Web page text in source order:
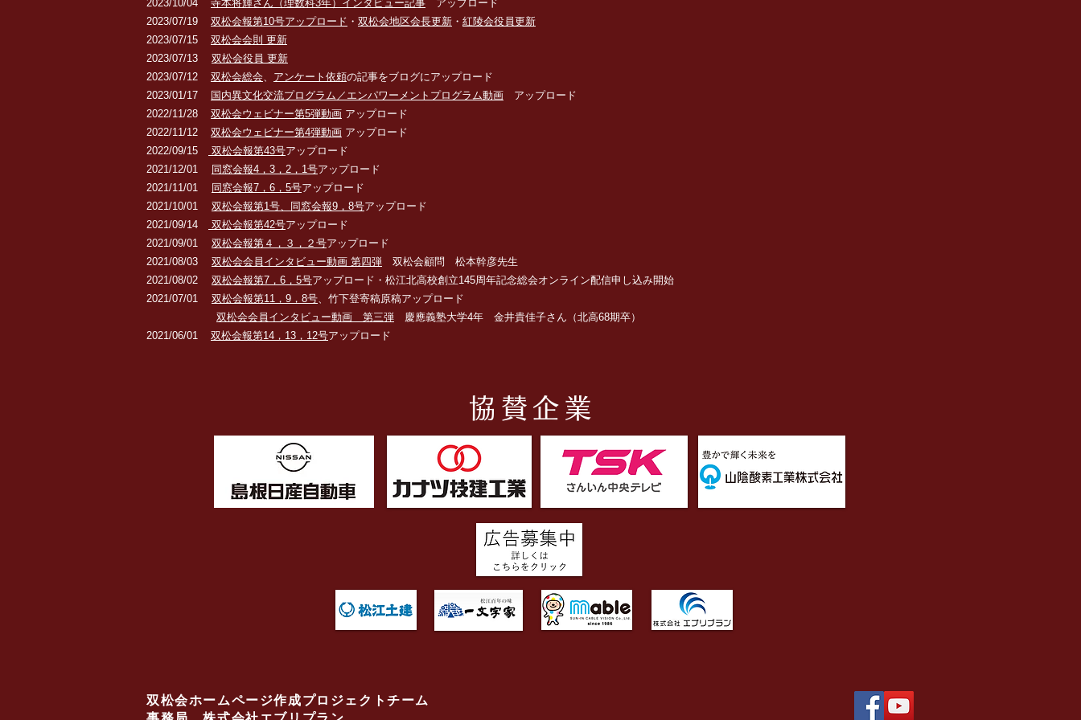
2023/10/04 寺本将輝さん（理数科3年）インタビュー記事 アップロード
2023/07/19 双松会報第10号アップロード ・ 双松会地区会長更新 ・ 紅陵会役員更新
2023/07/15 双松会会則 更新
2023/07/13 双松会役員 更新
2023/07/12 双松会総会、 アンケート依頼の記事をブログにアップロード
2023/01/17
国内異文化交流プログラム／エンパワーメントプログラム動画 アップロード
2022/11/28 双松会ウェビナー第5弾動画 アップロード
2022/11/12 双松会ウェビナー第4弾動画 アップロード
2022/09/15
双松会報第43号アップロード
2021/12/01 同窓会報4，3，2，1号アップロード
2021/11/01 同窓会報7，6，5号アップロード
2021/10/01 双松会報第1号、同窓会報9，8号アップロード
2021/09/14
双松会報第42号アップロード
2021/09/01 双松会報第４，３，２号アップロード
2021/08/03 双松会会員インタビュー動画 第四弾 双松会顧問 松本幹彦先生
2021/08/02 双松会報第7，6，5号アップロード・松江北高校創立145周年記念総会オンライン配信申し込み開始
2021/07/01 双松会報第11 ， 9 ， 8号、竹下登寄稿原稿アップロード
双松会会員インタビュー動画 第三弾 慶應義塾大学4年 金井貴佳子さん（北高68期卒）
2021/06/01 双松会報第14 ， 13 ， 12号アップロード
協賛企業
双松会ホームページ作成プロジェクトチーム